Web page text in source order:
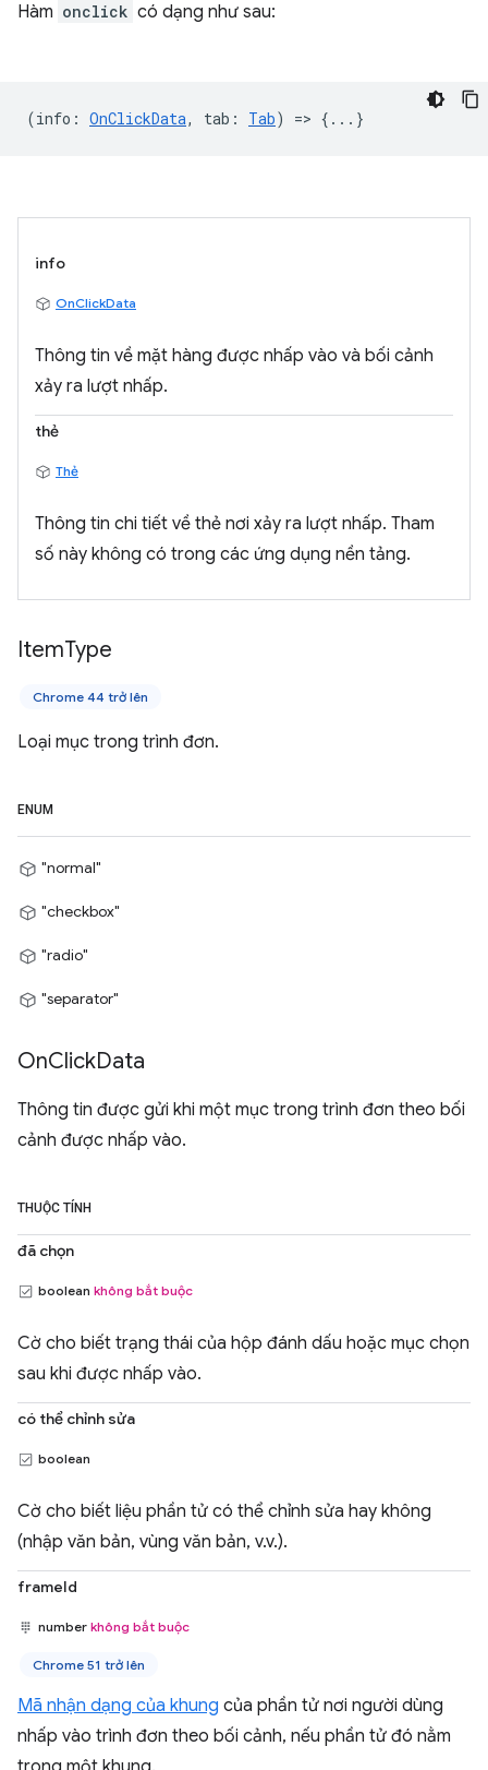
Hàm onclick có dạng như sau:
(info : OnClickData, tab : Tab) => {...}
info
OnClickData
Thông tin về mặt hàng được nhấp vào và bối cảnh
xảy ra lượt nhấp.
thẻ
Thẻ
Thông tin chi tiết về thẻ nơi xảy ra lượt nhấp. Tham
số này không có trong các ứng dụng nền tảng.
ItemType
Chrome 44 trở lên
Loại mục trong trình đơn.
ENUM
"normal"
"checkbox"
"radio"
"separator"
OnClickData
Thông tin được gửi khi một mục trong trình đơn theo bối
cảnh được nhấp vào.
THUỘC TÍNH
đã chọn
boolean không bắt buộc
Cờ cho biết trạng thái của hộp đánh dấu hoặc mục chọn
sau khi được nhấp vào.
có thể chỉnh sửa
boolean
Cờ cho biết liệu phần tử có thể chỉnh sửa hay không
(nhập văn bản, vùng văn bản, v.v.).
frameId
number không bắt buộc
Chrome 51 trở lên
Mã nhận dạng của khung của phần tử nơi người dùng
nhấp vào trình đơn theo bối cảnh, nếu phần tử đó nằm